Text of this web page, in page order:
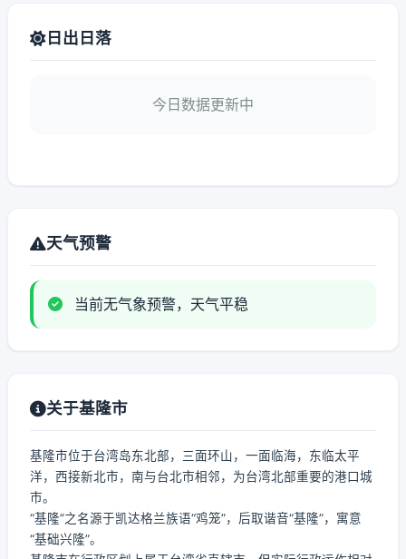
日出日落
今日数据更新中
天气预警
当前无气象预警，天气平稳
关于基隆市
基隆市位于台湾岛东北部，三面环山，一面临海，东临太平
洋，西接新北市，南与台北市相邻，为台湾北部重要的港口城
市。
“基隆”之名源于凯达格兰族语“鸡笼”，后取谐音“基隆”，寓意
“基础兴隆”。